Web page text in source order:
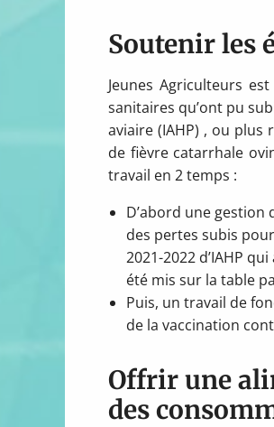
Soutenir les
Jeunes Agriculteurs
sanitaires qu’ont pu
aviaire (IAHP) , ou
de fièvre catarrhale
travail en 2 temps :
D’abord une gestion
des pertes subis
2021-2022 d’IAHP
été mis sur la table
Puis, un travail de
de la vaccination
Offrir une
des